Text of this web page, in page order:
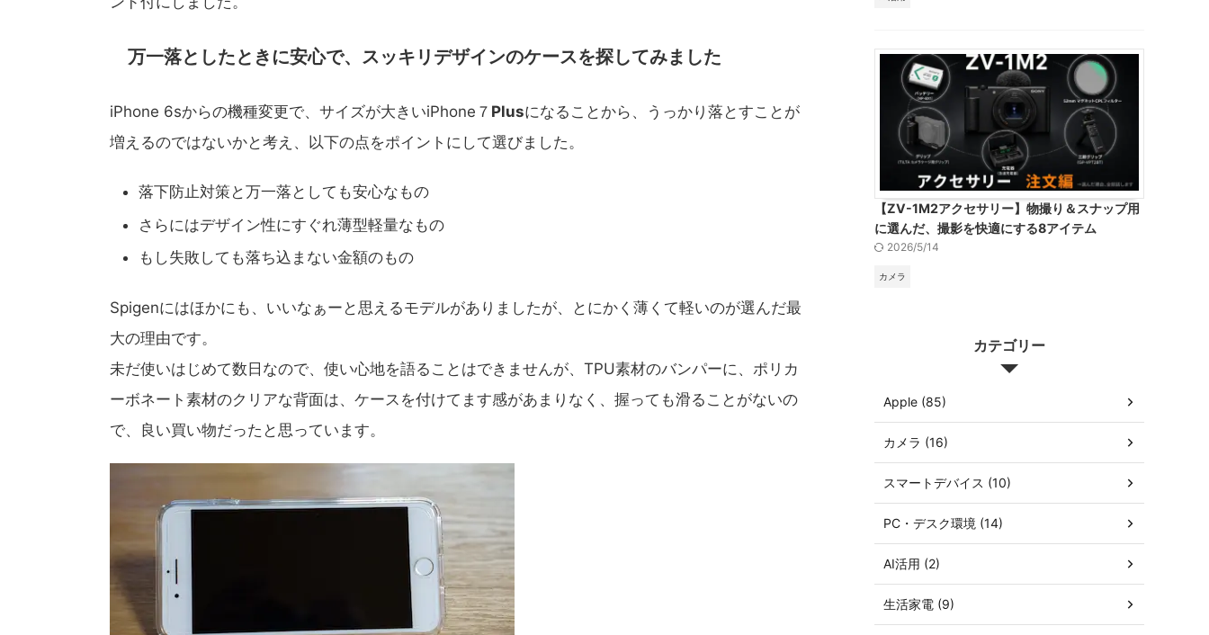
万一落としたときに安心で、スッキリデザインのケースを探してみました
iPhone 6sからの機種変更で、サイズが大きいiPhone７ Plusになることから、うっかり落とすことが
増えるのではないかと考え、以下の点をポイントにして選びました。
落下防止対策と万一落としても安心なもの
さらにはデザイン性にすぐれ薄型軽量なもの
もし失敗しても落ち込まない金額のもの
Spigenにはほかにも、いいなぁーと思えるモデルがありましたが、とにかく薄くて軽いのが選んだ最
大の理由です。
未だ使いはじめて数日なので、使い心地を語ることはできませんが、TPU素材のバンパーに、ポリカ
ーボネート素材のクリアな背面は、ケースを付けてます感があまりなく、握っても滑ることがないの
で、良い買い物だったと思っています。
【ZV-1M2アクセサリー】物撮り＆スナップ用
に選んだ、撮影を快適にする8アイテム
2026/5/14
カメラ
カテゴリー
Apple (85)
カメラ (16)
スマートデバイス (10)
PC・デスク環境 (14)
AI活用 (2)
生活家電 (9)